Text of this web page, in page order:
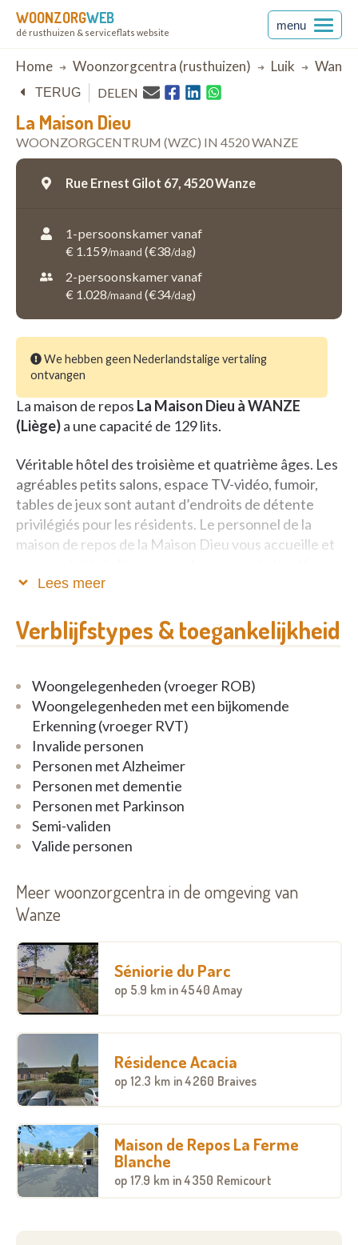
WOONZORGWEB
dé rusthuizen & serviceflats website
menu
Breadcrumb
Home Woonzorgcentra (rusthuizen) Luik Wanze
La Maison Dieu
WOONZORGCENTRUM (WZC) IN 4520 WANZE
TERUG DELEN
Rue Ernest Gilot 67, 4520 Wanze
1-persoonskamer vanaf
€ 1.159/maand (€38/dag)
2-persoonskamer vanaf
€ 1.028/maand (€34/dag)
We hebben geen Nederlandstalige vertaling
ontvangen
La maison de repos La Maison Dieu à WANZE
(Liège)a une capacité de 129 lits.
Véritable hôtel des troisième et quatrième âges. Les
agréables petits salons, espace TV-vidéo, fumoir,
tables de jeux sont autant d’endroits de détente
privilégiés pour les résidents. Le personnel de la
maison de repos de la Maison Dieu vous accueille et
qui reflète parfaitement l’atmosphère de la maison.
Chapelle (avec offices)
Grand jardin d’hiver aux larges baies vitrées
chaudes, où il fait bon déguster la cuisine variée d’un
excellent chef cuisinier
Chambres personnalisées équipées du téléphone,
d’un interphone pour assurer un confort et une
sécurité optimale ainsi que d’une salle d’eau
Salon de coiffure
Cabinet de kinésithérapie et de pédicurie
Parking privé
Ascenseurs
Lees meer
Verblijfstypes & toegankelijkheid
Woongelegenheden (vroeger ROB)
Woongelegenheden met een bijkomende
Erkenning (vroeger RVT)
Invalide personen
Personen met Alzheimer
Personen met dementie
Personen met Parkinson
Semi-validen
Valide personen
Meer woonzorgcentra in de omgeving van
Wanze
Séniorie du Parc
op 5.9 km in 4540 Amay
Résidence Acacia
op 12.3 km in 4260 Braives
Maison de Repos La Ferme
Blanche
op 17.9 km in 4350 Remicourt